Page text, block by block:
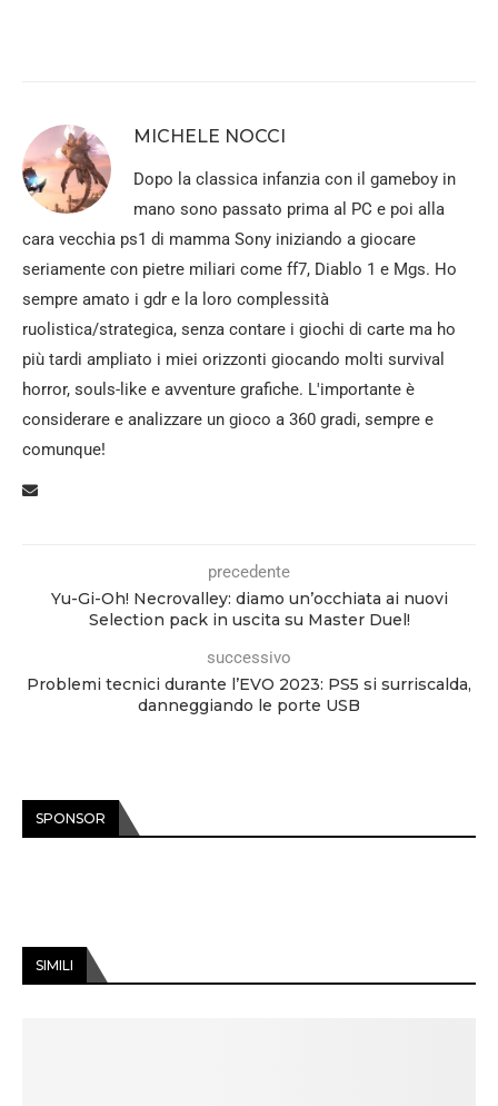
MICHELE NOCCI
Dopo la classica infanzia con il gameboy in
mano sono passato prima al PC e poi alla
cara vecchia ps1 di mamma Sony iniziando a giocare
seriamente con pietre miliari come ff7, Diablo 1 e Mgs. Ho
sempre amato i gdr e la loro complessità
ruolistica/strategica, senza contare i giochi di carte ma ho
più tardi ampliato i miei orizzonti giocando molti survival
horror, souls-like e avventure grafiche. L'importante è
considerare e analizzare un gioco a 360 gradi, sempre e
comunque!
precedente
Yu-Gi-Oh! Necrovalley: diamo un’occhiata ai nuovi
Selection pack in uscita su Master Duel!
successivo
Problemi tecnici durante l’EVO 2023: PS5 si surriscalda,
danneggiando le porte USB
SPONSOR
SIMILI